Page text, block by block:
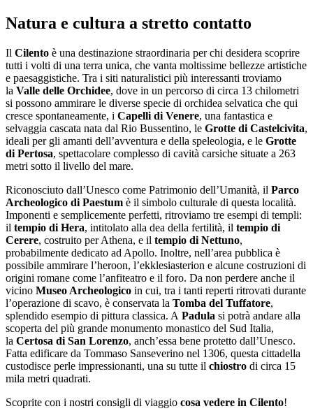
Salta
al
Natura e cultura a stretto contatto
Il Cilento è una destinazione straordinaria per chi desidera scoprire
tutti i volti di una terra unica, che vanta moltissime bellezze artistiche
e paesaggistiche. Tra i siti naturalistici più interessanti troviamo
la Valle delle Orchidee, dove in un percorso di circa 13 chilometri
si possono ammirare le diverse specie di orchidea selvatica che qui
cresce spontaneamente, i Capelli di Venere, una fantastica e
selvaggia cascata nata dal Rio Bussentino, le Grotte di Castelcivita,
ideali per gli amanti dell’avventura e della speleologia, e le Grotte
di Pertosa, spettacolare complesso di cavità carsiche situate a 263
metri sotto il livello del mare.
Riconosciuto dall’Unesco come Patrimonio dell’Umanità, il Parco
Archeologico di Paestum è il simbolo culturale di questa località.
Imponenti e semplicemente perfetti, ritroviamo tre esempi di templi:
il tempio di Hera, intitolato alla dea della fertilità, il tempio di
Cerere, costruito per Athena, e il tempio di Nettuno,
probabilmente dedicato ad Apollo. Inoltre, nell’area pubblica è
possibile ammirare l’heroon, l’ekklesiasterion e alcune costruzioni di
origini romane come l’anfiteatro e il foro. Da non perdere anche il
vicino Museo Archeologico in cui, tra i tanti reperti ritrovati durante
l’operazione di scavo, è conservata la Tomba del Tuffatore,
splendido esempio di pittura classica. A Padula si potrà andare alla
scoperta del più grande monumento monastico del Sud Italia,
la Certosa di San Lorenzo, anch’essa bene protetto dall’Unesco.
Fatta edificare da Tommaso Sanseverino nel 1306, questa cittadella
custodisce perle impressionanti, una su tutte il chiostro di circa 15
mila metri quadrati.
Scoprite con i nostri consigli di viaggio cosa vedere in Cilento!